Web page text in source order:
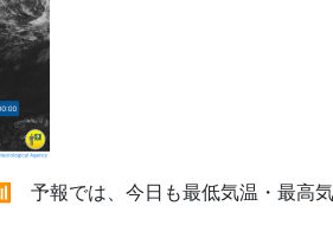
予報では、今日も最低気温・最高